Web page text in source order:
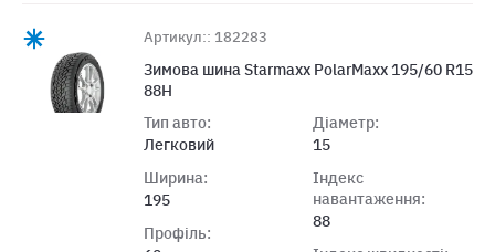
Артикул:: 182283
Зимова шина Starmaxx PolarMaxx 195/60 R15
88H
Тип авто:
Легковий
Ширина:
195
Профіль:
Діаметр:
15
Індекс
навантаження:
88